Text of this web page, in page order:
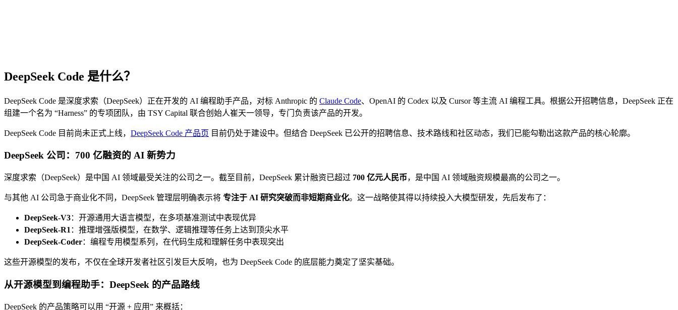
DeepSeek Code 是什么？
DeepSeek Code 是深度求索（DeepSeek）正在开发的 AI 编程助手产品，对标 Anthropic 的 Claude Code、OpenAI 的 Codex 以及 Cursor 等主流 AI 编程工具。根据公开招聘信息，DeepSeek 正在
组建一个名为 “Harness” 的专项团队，由 TSY Capital 联合创始人崔天一领导，专门负责该产品的开发。
DeepSeek Code 目前尚未正式上线， DeepSeek Code 产品页 目前仍处于建设中。但结合 DeepSeek 已公开的招聘信息、技术路线和社区动态，我们已能勾勒出这款产品的核心轮廓。
DeepSeek 公司：700 亿融资的 AI 新势力
深度求索（DeepSeek）是中国 AI 领域最受关注的公司之一。截至目前，DeepSeek 累计融资已超过 700 亿元人民币，是中国 AI 领域融资规模最高的公司之一。
与其他 AI 公司急于商业化不同，DeepSeek 管理层明确表示将 专注于 AI 研究突破而非短期商业化。这一战略使其得以持续投入大模型研发，先后发布了：
DeepSeek-V3：开源通用大语言模型，在多项基准测试中表现优异
DeepSeek-R1 ：推理增强版模型，在数学、逻辑推理等任务上达到顶尖水平
DeepSeek-Coder：编程专用模型系列，在代码生成和理解任务中表现突出
这些开源模型的发布，不仅在全球开发者社区引发巨大反响，也为 DeepSeek Code 的底层能力奠定了坚实基础。
从开源模型到编程助手：DeepSeek 的产品路线
DeepSeek 的产品策略可以用 “开源 + 应用” 来概括：